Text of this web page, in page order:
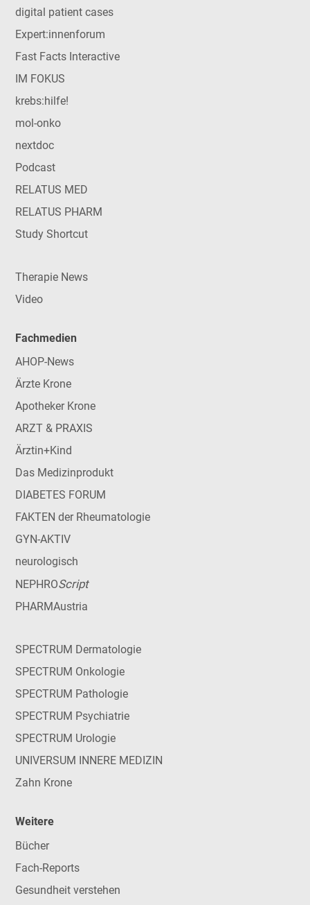
digital patient cases
Expert:innenforum
Fast Facts Interactive
IM FOKUS
krebs:hilfe!
mol-onko
nextdoc
Podcast
RELATUS MED
RELATUS PHARM
Study Shortcut
Therapie News
Video
Fachmedien
AHOP-News
Ärzte Krone
Apotheker Krone
ARZT & PRAXIS
Ärztin+Kind
Das Medizinprodukt
DIABETES FORUM
FAKTEN der Rheumatologie
GYN-AKTIV
neurologisch
NEPHROScript
PHARMAustria
SPECTRUM Dermatologie
SPECTRUM Onkologie
SPECTRUM Pathologie
SPECTRUM Psychiatrie
SPECTRUM Urologie
UNIVERSUM INNERE MEDIZIN
Zahn Krone
Weitere
Bücher
Fach-Reports
Gesundheit verstehen